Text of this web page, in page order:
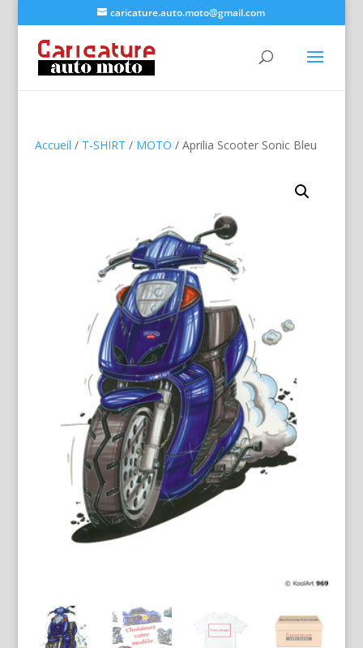
caricature.auto.moto@gmail.com
Accueil / T-SHIRT / MOTO / Aprilia Scooter Sonic Bleu